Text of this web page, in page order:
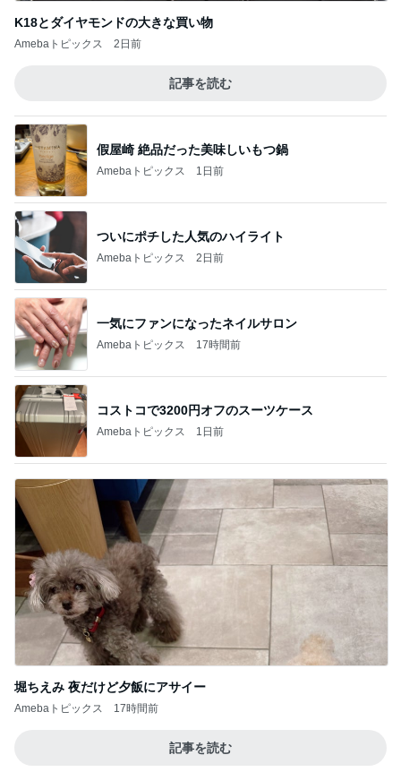
K18とダイヤモンドの大きな買い物
Amebaトピックス 2日前
記事を読む
假屋崎 絶品だった美味しいもつ鍋
Amebaトピックス 1日前
ついにポチした人気のハイライト
Amebaトピックス 2日前
一気にファンになったネイルサロン
Amebaトピックス 17時間前
コストコで3200円オフのスーツケース
Amebaトピックス 1日前
堀ちえみ 夜だけど夕飯にアサイー
Amebaトピックス 17時間前
記事を読む